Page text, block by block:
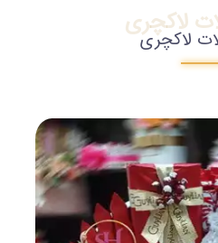
لاکچری
لاکچری